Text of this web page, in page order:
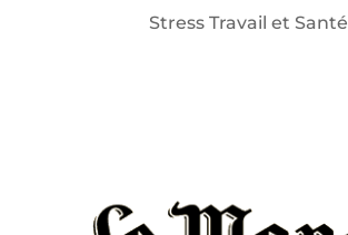
Stress Travail et Santé